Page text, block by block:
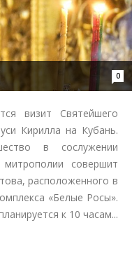
0
визит Святейшего
Кирилла на Кубань.
в сослужении
совершит
расположенного в
«Белые Росы».
к 10 часам...